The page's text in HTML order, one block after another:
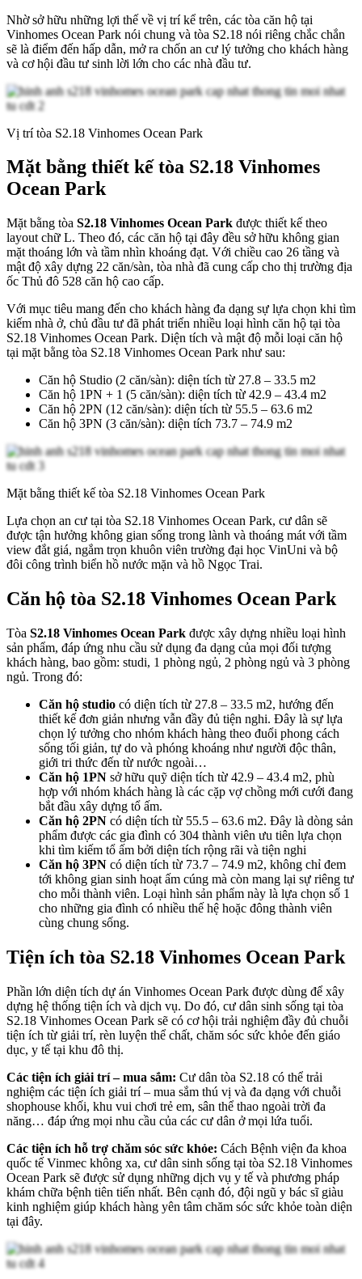
Nhờ sở hữu những lợi thế về vị trí kể trên, các tòa căn hộ tại
Vinhomes Ocean Park nói chung và tòa S2.18 nói riêng chắc chắn
sẽ là điểm đến hấp dẫn, mở ra chốn an cư lý tưởng cho khách hàng
và cơ hội đầu tư sinh lời lớn cho các nhà đầu tư.
Vị trí tòa S2.18 Vinhomes Ocean Park
Mặt bằng thiết kế tòa S2.18 Vinhomes
Ocean Park
Mặt bằng tòa S2.18 Vinhomes Ocean Park được thiết kế theo
layout chữ L. Theo đó, các căn hộ tại đây đều sở hữu không gian
mặt thoáng lớn và tầm nhìn khoáng đạt. Với chiều cao 26 tầng và
mật độ xây dựng 22 căn/sàn, tòa nhà đã cung cấp cho thị trường địa
ốc Thủ đô 528 căn hộ cao cấp.
Với mục tiêu mang đến cho khách hàng đa dạng sự lựa chọn khi tìm
kiếm nhà ở, chủ đầu tư đã phát triển nhiều loại hình căn hộ tại tòa
S2.18 Vinhomes Ocean Park. Diện tích và mật độ mỗi loại căn hộ
tại mặt bằng tòa S2.18 Vinhomes Ocean Park như sau:
Căn hộ Studio (2 căn/sàn): diện tích từ 27.8 – 33.5 m2
Căn hộ 1PN + 1 (5 căn/sàn): diện tích từ 42.9 – 43.4 m2
Căn hộ 2PN (12 căn/sàn): diện tích từ 55.5 – 63.6 m2
Căn hộ 3PN (3 căn/sàn): diện tích 73.7 – 74.9 m2
Mặt bằng thiết kế tòa S2.18 Vinhomes Ocean Park
Lựa chọn an cư tại tòa S2.18 Vinhomes Ocean Park, cư dân sẽ
được tận hưởng không gian sống trong lành và thoáng mát với tầm
view đắt giá, ngắm trọn khuôn viên trường đại học VinUni và bộ
đôi công trình biển hồ nước mặn và hồ Ngọc Trai.
Căn hộ tòa S2.18 Vinhomes Ocean Park
Tòa S2.18 Vinhomes Ocean Park được xây dựng nhiều loại hình
sản phẩm, đáp ứng nhu cầu sử dụng đa dạng của mọi đối tượng
khách hàng, bao gồm: studi, 1 phòng ngủ, 2 phòng ngủ và 3 phòng
ngủ. Trong đó:
Căn hộ studio có diện tích từ 27.8 – 33.5 m2, hướng đến
thiết kế đơn giản nhưng vẫn đầy đủ tiện nghi. Đây là sự lựa
chọn lý tưởng cho nhóm khách hàng theo đuổi phong cách
sống tối giản, tự do và phóng khoáng như người độc thân,
giới tri thức đến từ nước ngoài…
Căn hộ 1PN sở hữu quỹ diện tích từ 42.9 – 43.4 m2, phù
hợp với nhóm khách hàng là các cặp vợ chồng mới cưới đang
bắt đầu xây dựng tổ ấm.
Căn hộ 2PN có diện tích từ 55.5 – 63.6 m2. Đây là dòng sản
phẩm được các gia đình có 304 thành viên ưu tiên lựa chọn
khi tìm kiếm tổ ấm bởi diện tích rộng rãi và tiện nghi
Căn hộ 3PN có diện tích từ 73.7 – 74.9 m2, không chỉ đem
tới không gian sinh hoạt ấm cúng mà còn mang lại sự riêng tư
cho mỗi thành viên. Loại hình sản phẩm này là lựa chọn số 1
cho những gia đình có nhiều thế hệ hoặc đông thành viên
cùng chung sống.
Tiện ích tòa S2.18 Vinhomes Ocean Park
Phần lớn diện tích dự án Vinhomes Ocean Park được dùng để xây
dựng hệ thống tiện ích và dịch vụ. Do đó, cư dân sinh sống tại tòa
S2.18 Vinhomes Ocean Park sẽ có cơ hội trải nghiệm đầy đủ chuỗi
tiện ích từ giải trí, rèn luyện thể chất, chăm sóc sức khỏe đến giáo
dục, y tế tại khu đô thị.
Các tiện ích giải trí – mua sắm: Cư dân tòa S2.18 có thể trải
nghiệm các tiện ích giải trí – mua sắm thú vị và đa dạng với chuỗi
shophouse khối, khu vui chơi trẻ em, sân thể thao ngoài trời đa
năng… đáp ứng mọi nhu cầu của các cư dân ở mọi lứa tuổi.
Các tiện ích hỗ trợ chăm sóc sức khỏe: Cách Bệnh viện đa khoa
quốc tế Vinmec không xa, cư dân sinh sống tại tòa S2.18 Vinhomes
Ocean Park sẽ được sử dụng những dịch vụ y tế và phương pháp
khám chữa bệnh tiên tiến nhất. Bên cạnh đó, đội ngũ y bác sĩ giàu
kinh nghiệm giúp khách hàng yên tâm chăm sóc sức khỏe toàn diện
tại đây.